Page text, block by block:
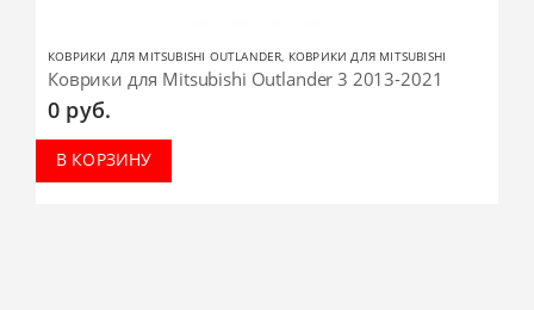
КОВРИКИ ДЛЯ MITSUBISHI OUTLANDER, КОВРИКИ ДЛЯ MITSUBISHI
Коврики для Mitsubishi Outlander 3 2013-2021
0 руб.
В КОРЗИНУ